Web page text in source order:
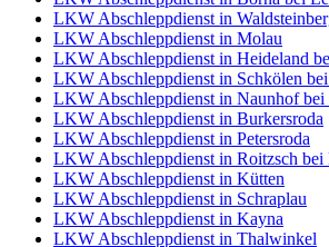
LKW Abschleppdienst in
LKW Abschleppdienst in Molau
LKW Abschleppdienst in Heideland
LKW Abschleppdienst in Schkölen
LKW Abschleppdienst in Naunhof bei
LKW Abschleppdienst in Burkersroda
LKW Abschleppdienst in Petersroda
LKW Abschleppdienst in Roitzsch bei
LKW Abschleppdienst in Kütten
LKW Abschleppdienst in Schraplau
LKW Abschleppdienst in Kayna
LKW Abschleppdienst in Thalwinkel